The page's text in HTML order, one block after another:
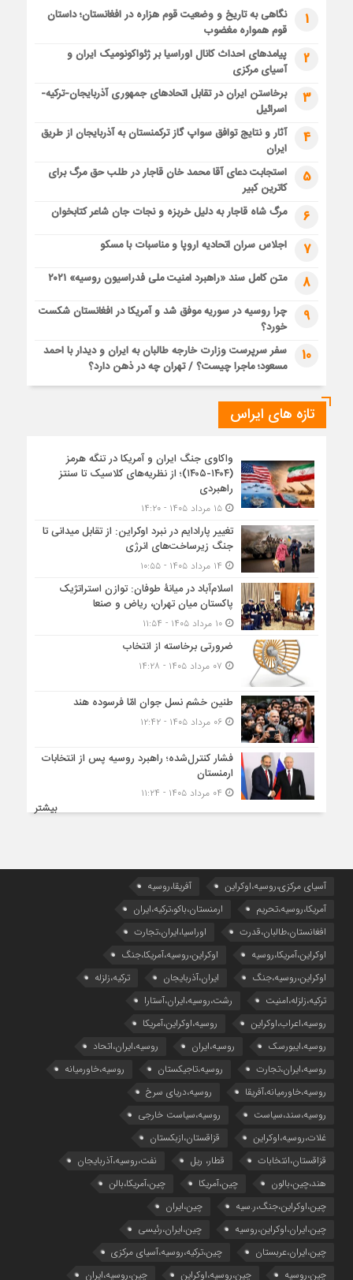
1
نگاهی به تاریخ و وضعیت قوم هزاره در افغانستان؛ داستان
قوم همواره مغضوب
2
پیامدهای احداث کانال اوراسیا بر ژئواکونومیک ایران و
آسیای مرکزی
3
برخاستن ایران در تقابل اتحادهای جمهوری آذربایجان-ترکیه-
اسرائیل
4
آثار و نتایج توافق سواپ گاز ترکمنستان به آذربایجان از طریق
ایران
5
استجابت دعای آقا محمد خان قاجار در طلب حق مرگ برای
کاترین کبیر
6 مرگ شاه قاجار به دلیل خربزه و نجات جان شاعر کتابخوان
7 اجلاس سران اتحادیه اروپا و مناسبات با مسکو
8 متن کامل سند «راهبرد امنیت ملی فدراسیون روسیه» ۲۰۲۱
9
چرا روسیه در سوریه موفق شد و آمریکا در افغانستان شکست
خورد؟
10
سفر سرپرست وزارت خارجه طالبان به ایران و دیدار با احمد
مسعود؛ ماجرا چیست؟ / تهران چه در ذهن دارد؟
تازه های ایراس
واکاوی جنگ ایران و آمریکا در تنگه هرمز
(۱۴۰۴-۱۴۰۵)؛ از نظریه‌های کلاسیک تا سنتز
راهبردی
۱۵ مرداد ۱۴۰۵ - ۱۴:۲۰
تغییر پارادایم در نبرد اوکراین: از تقابل میدانی تا
جنگ زیرساخت‌های انرژی
اسلام‌آباد در میانۀ طوفان: توازن استراتژیک
پاکستان میان تهران، ریاض و صنعا
۱۰ مرداد ۱۴۰۵ - ۱۱:۵۴
ضرورتی برخاسته از انتخاب
طنین خشم نسل جوان امّا فرسوده هند
۰۶ مرداد ۱۴۰۵ - ۱۲:۴۲
فشار کنترل‌شده؛ راهبرد روسیه پس از انتخابات
ارمنستان
بیشتر
آسیای مرکزی،روسیه،اوکراین
آفریقا،روسیه
آمریکا،روسیه،تحریم
ارمنستان،باکو،ترکیه،ایران
افغانستان،طالبان،قدرت
اوراسیا،ایران،تجارت
اوکراین،آمریکا،روسیه
اوکراین،روسیه،آمریکا،جنگ
اوکراین،روسیه،جنگ
ایران،آذربایجان
ترکیه،زلزله
ترکیه،زلزله،امنیت
رشت،روسیه،ایران،آستارا
روسیه،اعراب،اوکراین
روسیه،اوکراین،آمریکا
روسیه،ایبورسک
روسیه،ایران
روسیه،ایران،اتحاد
روسیه،ایران،تجارت
روسیه،تاجیکستان
روسیه،خاورمیانه
روسیه،خاورمیانه،آفریقا
روسیه،دریای سرخ
روسیه،سند،سیاست
روسیه،سیاست خارجی
غلات،روسیه،اوکراین
قزاقستان،ازبکستان
قزاقستان،انتخابات
قطار، ریل
نفت،روسیه،آذربایجان
هند،چین،بالون
چین،آمریکا
چین،آمریکا،بالن
چین،اوکراین،جنگ،ر.سیه
چین،ایران
چین،ایران،اوکراین،روسیه
چین،ایران،رئیسی
چین،ایران،عربستان
چین،ترکیه،روسیه،آسیای مرکزی
چین،روسیه
چین،روسیه،اوکراین چین،روسیه،ایران